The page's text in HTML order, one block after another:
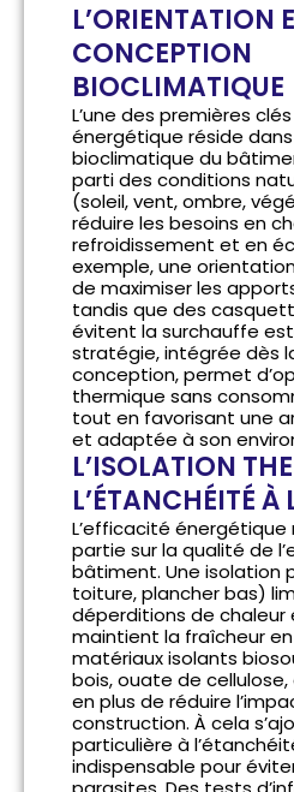
L’ORIENTATION
CONCEPTION
BIOCLIMATIQUE
L’une des premières
énergétique réside
bioclimatique du
parti des conditions
(soleil, vent, ombre,
réduire les besoins en
refroidissement et en
exemple, une
de maximiser les
tandis que des
évitent la surchauffe
stratégie, intégrée dès
conception, permet
thermique sans
tout en favorisant une
et adaptée à son
L’ISOLATION
L’ÉTANCHÉITÉ À
L’efficacité
partie sur la qualité de
bâtiment. Une isolation
toiture, plancher bas)
déperditions de chaleur
maintient la fraîcheur en
matériaux isolants
bois, ouate de
en plus de réduire
construction. À cela
particulière à
indispensable pour